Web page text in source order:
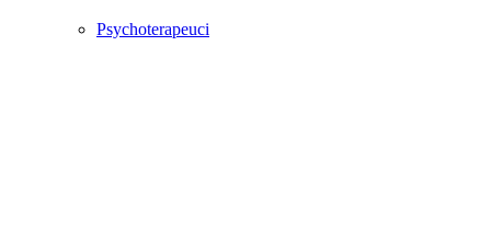
Psychoterapeuci